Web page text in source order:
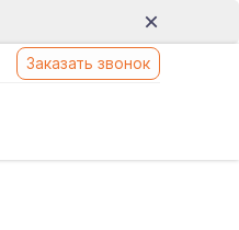
Заказать звонок